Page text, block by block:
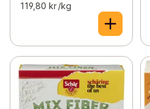
119,80 kr /kg